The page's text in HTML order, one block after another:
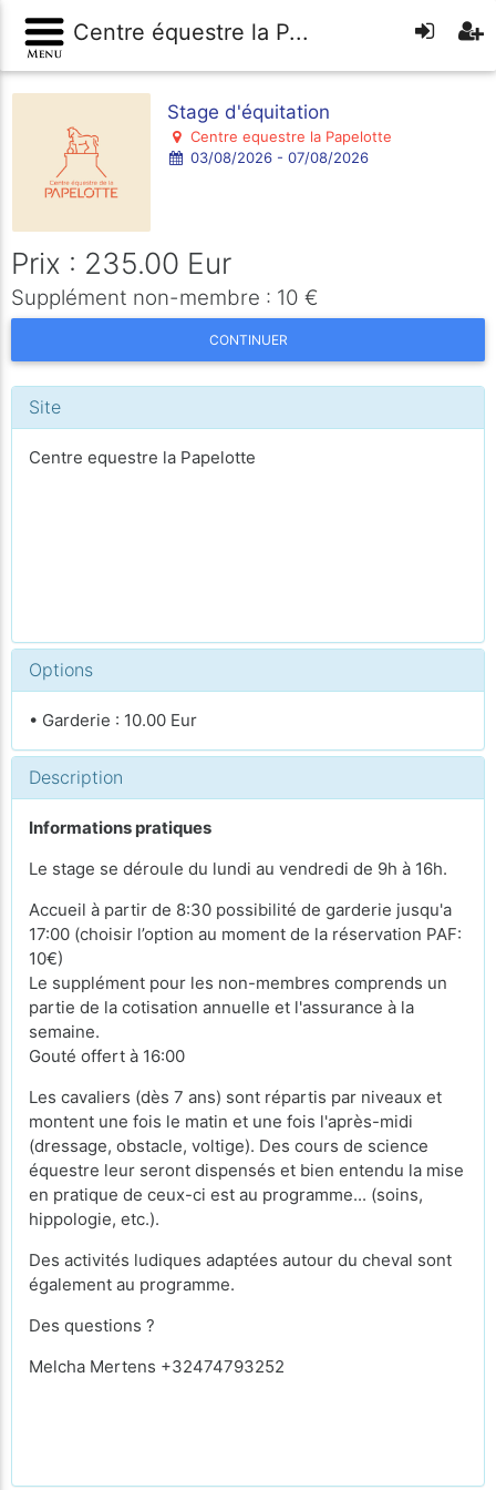
Centre équestre la P...
Stage d'équitation
Centre equestre la Papelotte
03/08/2026 - 07/08/2026
Prix : 235.00 Eur
Supplément non-membre : 10 €
CONTINUER
Site
Centre equestre la Papelotte
Options
• Garderie : 10.00 Eur
Description
Informations pratiques
Le stage se déroule du lundi au vendredi de 9h à 16h.
Accueil à partir de 8:30 possibilité de garderie jusqu'a
17:00 (choisir l’option au moment de la réservation PAF:
10€)
Le supplément pour les non-membres comprends un
partie de la cotisation annuelle et l'assurance à la
semaine.
Gouté offert à 16:00
Les cavaliers (dès 7 ans) sont répartis par niveaux et
montent une fois le matin et une fois l'après-midi
(dressage, obstacle, voltige). Des cours de science
équestre leur seront dispensés et bien entendu la mise
en pratique de ceux-ci est au programme... (soins,
hippologie, etc.).
Des activités ludiques adaptées autour du cheval sont
également au programme.
Des questions ?
Melcha Mertens +32474793252